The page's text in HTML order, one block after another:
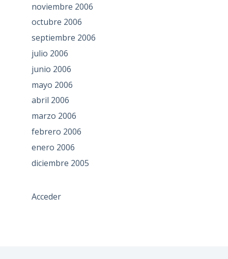
noviembre 2006
octubre 2006
septiembre 2006
julio 2006
junio 2006
mayo 2006
abril 2006
marzo 2006
febrero 2006
enero 2006
diciembre 2005
Acceder